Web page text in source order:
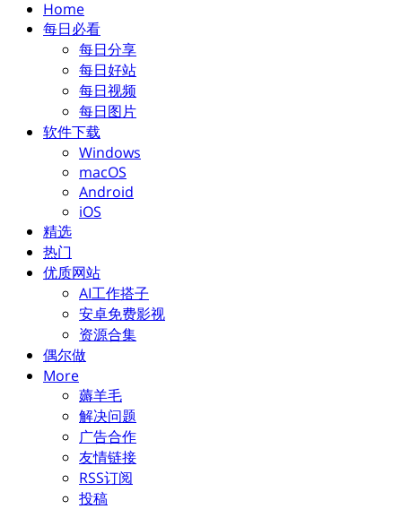
Home
每日必看
每日分享
每日好站
每日视频
每日图片
软件下载
Windows
macOS
Android
iOS
精选
热门
优质网站
AI工作搭子
安卓免费影视
资源合集
偶尔做
More
薅羊毛
解决问题
广告合作
友情链接
RSS订阅
投稿